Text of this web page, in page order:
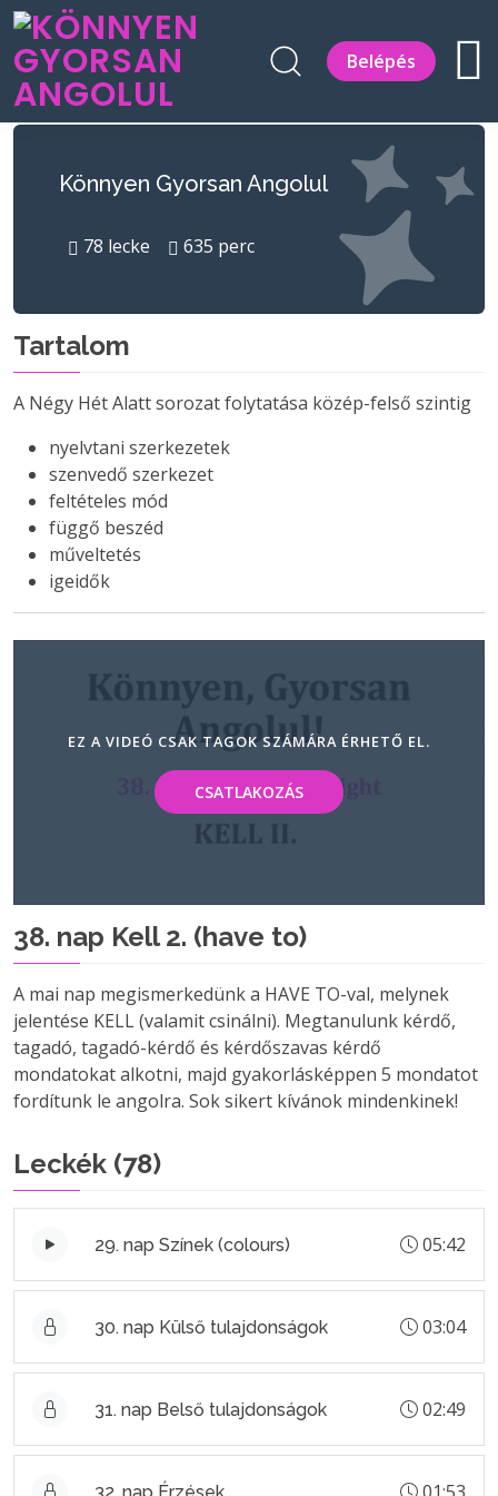
Belépés
Könnyen Gyorsan Angolul
78 lecke 635 perc
Tartalom
A Négy Hét Alatt sorozat folytatása közép-felső szintig
nyelvtani szerkezetek
szenvedő szerkezet
feltételes mód
függő beszéd
műveltetés
igeidők
EZ A VIDEÓ CSAK TAGOK SZÁMÁRA ÉRHETŐ EL.
CSATLAKOZÁS
38. nap Kell 2. (have to)
A mai nap megismerkedünk a HAVE TO-val, melynek
jelentése KELL (valamit csinálni). Megtanulunk kérdő,
tagadó, tagadó-kérdő és kérdőszavas kérdő
mondatokat alkotni, majd gyakorlásképpen 5 mondatot
fordítunk le angolra. Sok sikert kívánok mindenkinek!
Leckék (78)
29. nap Színek (colours) 05:42
30. nap Külső tulajdonságok 03:04
31. nap Belső tulajdonságok 02:49